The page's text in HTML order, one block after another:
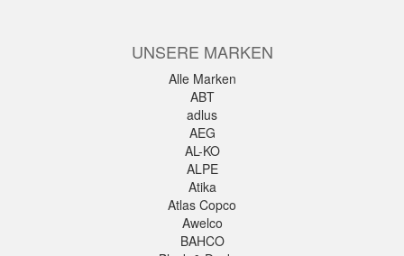
UNSERE MARKEN
Alle Marken
ABT
adlus
AEG
AL-KO
ALPE
Atika
Atlas Copco
Awelco
BAHCO